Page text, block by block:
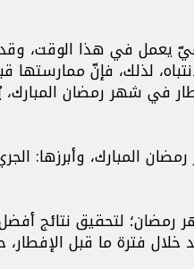
في شهر رمضان
المبارك، وأبرزها:
رمضان؛ لتحقيق نتائج
فترة ما قبل